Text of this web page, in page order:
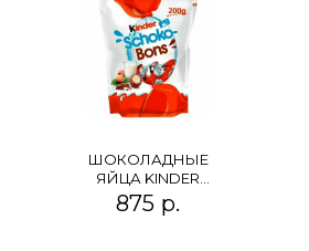
ШОКОЛАДНЫЕ
ЯЙЦА KINDER
SCHOKO-BONS,
200ГР.
875 р.